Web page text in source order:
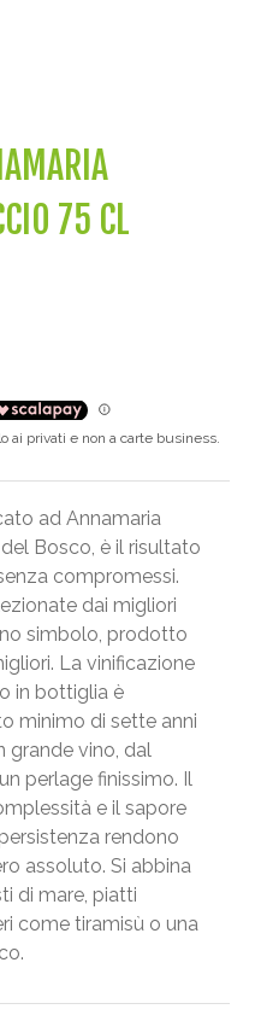
75 CL
ai privati e non a carte business.
ad Annamaria
Bosco, è il risultato
compromessi.
dai migliori
simbolo, prodotto
La vinificazione
in bottiglia è
minimo di sette anni
grande vino, dal
perlage finissimo. Il
e il sapore
rendono
assoluto. Si abbina
di mare, piatti
come tiramisù o una